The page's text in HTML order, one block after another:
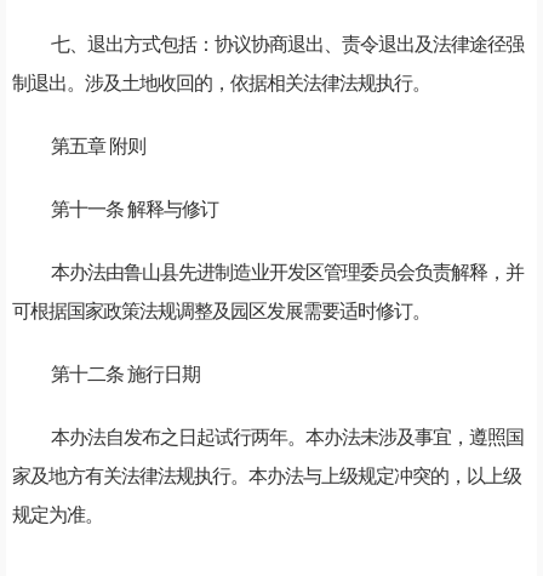
七、退出方式包括：协议协商退出、责令退出及法律途径强
制退出。涉及土地收回的，依据相关法律法规执行。
第五章 附则
第十一条 解释与修订
本办法由鲁山县先进制造业开发区管理委员会负责解释，并
可根据国家政策法规调整及园区发展需要适时修订。
第十二条 施行日期
本办法自发布之日起试行两年。本办法未涉及事宜，遵照国
家及地方有关法律法规执行。本办法与上级规定冲突的，以上级
规定为准。